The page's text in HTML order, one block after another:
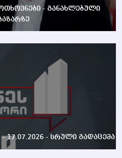
- განახლებული
17.07.2026 - სრული გადაცემა